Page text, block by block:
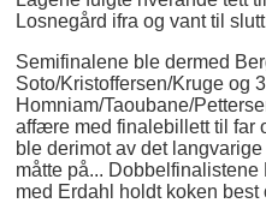
Losnegård ifra og vant til
Semifinalene ble dermed
Soto/Kristoffersen/Kruge og
Homniam/Taoubane/
affære med finalebillett til far
ble derimot av det
måtte på...
med Erdahl holdt koken